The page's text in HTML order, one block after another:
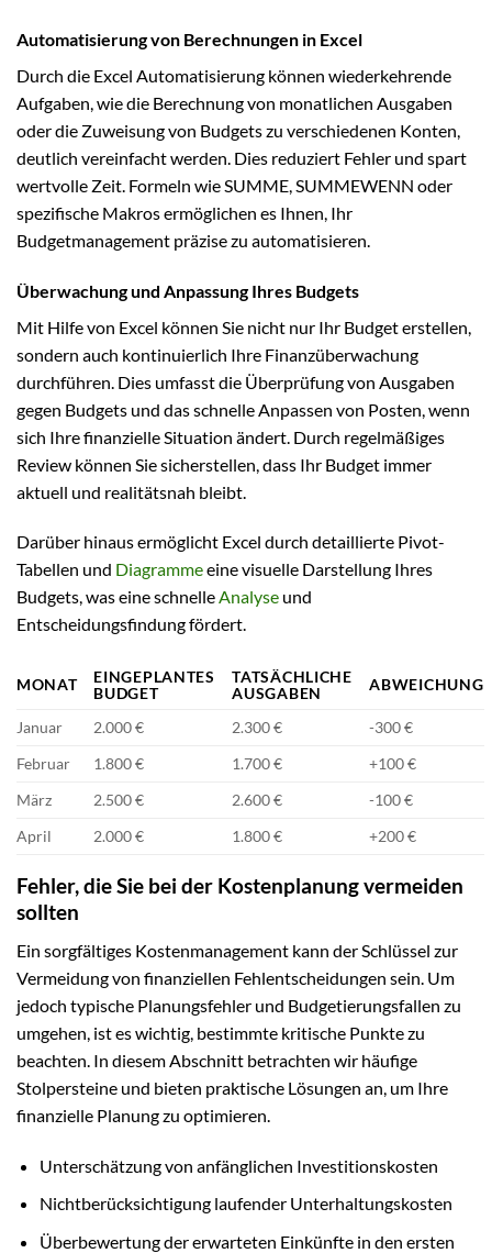
Automatisierung von Berechnungen in Excel
Durch die Excel Automatisierung können wiederkehrende
Aufgaben, wie die Berechnung von monatlichen Ausgaben
oder die Zuweisung von Budgets zu verschiedenen Konten,
deutlich vereinfacht werden. Dies reduziert Fehler und spart
wertvolle Zeit. Formeln wie SUMME, SUMMEWENN oder
spezifische Makros ermöglichen es Ihnen, Ihr
Budgetmanagement präzise zu automatisieren.
Überwachung und Anpassung Ihres Budgets
Mit Hilfe von Excel können Sie nicht nur Ihr Budget erstellen,
sondern auch kontinuierlich Ihre Finanzüberwachung
durchführen. Dies umfasst die Überprüfung von Ausgaben
gegen Budgets und das schnelle Anpassen von Posten, wenn
sich Ihre finanzielle Situation ändert. Durch regelmäßiges
Review können Sie sicherstellen, dass Ihr Budget immer
aktuell und realitätsnah bleibt.
Darüber hinaus ermöglicht Excel durch detaillierte Pivot-
Tabellen und Diagrammeeine visuelle Darstellung Ihres
Budgets, was eine schnelleAnalyse und
Entscheidungsfindung fördert.
MONAT
EINGEPLANTES
BUDGET
TATSÄCHLICHE
AUSGABEN
ABWEICHUNG
Januar 2.000 € 2.300 €
-300 €
Februar
1.800 € 1.700 €
+100 €
März
2.500 € 2.600 €
-100 €
April
2.000 € 1.800 € +200 €
Fehler, die Sie bei der Kostenplanung vermeiden
sollten
Ein sorgfältiges Kostenmanagement kann der Schlüssel zur
Vermeidung von finanziellen Fehlentscheidungen sein. Um
jedoch typische Planungsfehler und Budgetierungsfallen zu
umgehen, ist es wichtig, bestimmte kritische Punkte zu
beachten. In diesem Abschnitt betrachten wir häufige
Stolpersteine und bieten praktische Lösungen an, um Ihre
finanzielle Planung zu optimieren.
Unterschätzung von anfänglichen Investitionskosten
Nichtberücksichtigung laufender Unterhaltungskosten
Überbewertung der erwarteten Einkünfte in den ersten